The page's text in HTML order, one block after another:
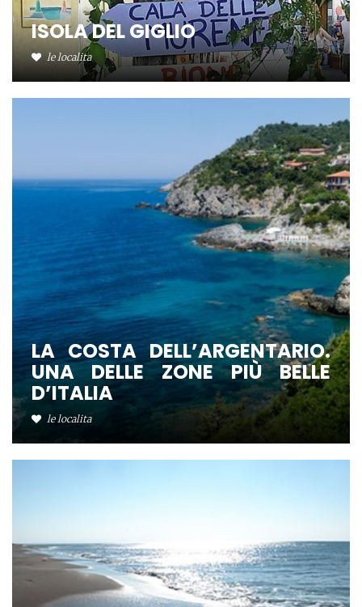
ISOLA DEL GIGLIO
le localita
LA COSTA DELL’ARGENTARIO.
UNA DELLE ZONE PIÙ BELLE
D’ITALIA
le localita